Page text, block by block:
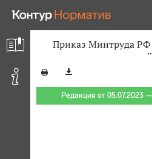
Приказ Минтруда РФ
Редакция от 05.07.2023